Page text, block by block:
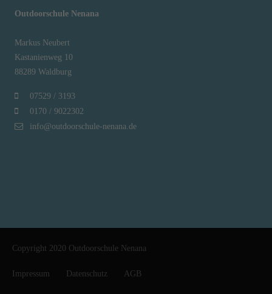
Outdoorschule Nenana
Markus Neubert
Kastanienweg 10
88289 Waldburg
07529 / 3193
0170 / 9022302
info@outdoorschule-nenana.de
Copyright 2020 Outdoorschule Nenana
Impressum Datenschutz AGB